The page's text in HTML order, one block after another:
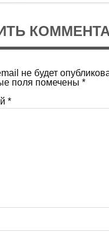
не будет
поля помечены *
*